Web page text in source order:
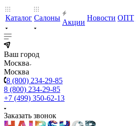
Каталог Салоны
Акции
Новости ОПТ
Ваш город
Москва
Москва
8 (800) 234-29-85
8 (800) 234-29-85
+7 (499) 350-62-13
Заказать звонок